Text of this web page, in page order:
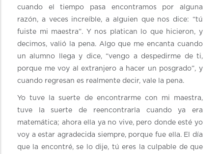
cuando el tiempo pasa encontramos por alguna
razón, a veces increíble, a alguien que nos dice: “tú
fuiste mi maestra”. Y nos platican lo que hicieron, y
decimos, valió la pena. Algo que me encanta cuando
un alumno llega y dice, “vengo a despedirme de ti,
porque me voy al extranjero a hacer un posgrado”, y
cuando regresan es realmente decir, vale la pena.
Yo tuve la suerte de encontrarme con mi maestra,
tuve la suerte de reencontrarla cuando ya era
matemática; ahora ella ya no vive, pero donde esté yo
voy a estar agradecida siempre, porque fue ella. El día
que la encontré, se lo dije, tú eres la culpable de que